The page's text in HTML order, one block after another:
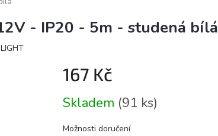
- IP20 - 5m - studená bílá
167 Kč
cena:
Skladem (91 ks)
Možnosti doručení